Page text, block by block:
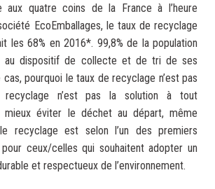
aux quatre coins de la France à l’heure
EcoEmballages, le taux de recyclage
les 68% en 2016*. 99,8% de la population
au dispositif de collecte et de tri de ses
pourquoi le taux de recyclage n’est pas
n’est pas la solution à tout
mieux éviter le déchet au départ, même
recyclage est selon l’un des premiers
ceux/celles qui souhaitent adopter un
et respectueux de l’environnement.